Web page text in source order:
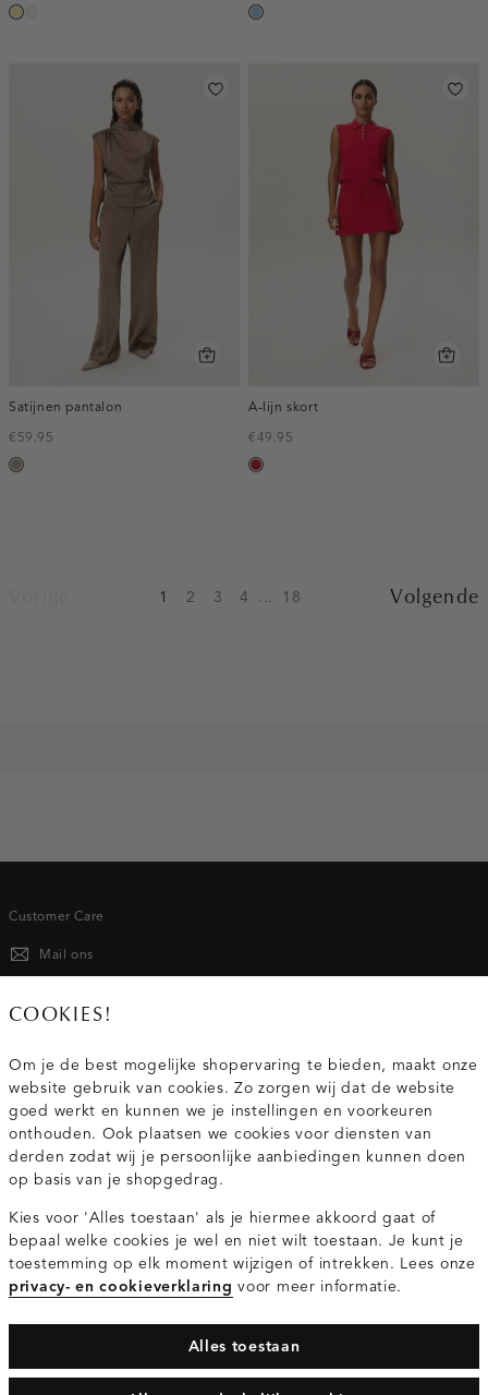
lichtgeel
blauw,
Satijnen pantalon
€59.95
taupe,
A-lijn skort
€49.95
donkerrood
1 2 3 4 ... 18 Volgende
Customer Care
Mail ons
020 - 3412 667
Service
Wij zijn Costes
Topcategorieën voor jou
Privacy- en cookieverklaringAlgemene Voorwaarden
COOKIES!
Om je de best mogelijke shopervaring te bieden, maakt onze
website gebruik van cookies. Zo zorgen wij dat de website
goed werkt en kunnen we je instellingen en voorkeuren
onthouden. Ook plaatsen we cookies voor diensten van
derden zodat wij je persoonlijke aanbiedingen kunnen doen
op basis van je shopgedrag.
Kies voor 'Alles toestaan' als je hiermee akkoord gaat of
bepaal welke cookies je wel en niet wilt toestaan. Je kunt je
toestemming op elk moment wijzigen of intrekken. Lees onze
privacy- en cookieverklaring voor meer informatie.
Alles toestaan